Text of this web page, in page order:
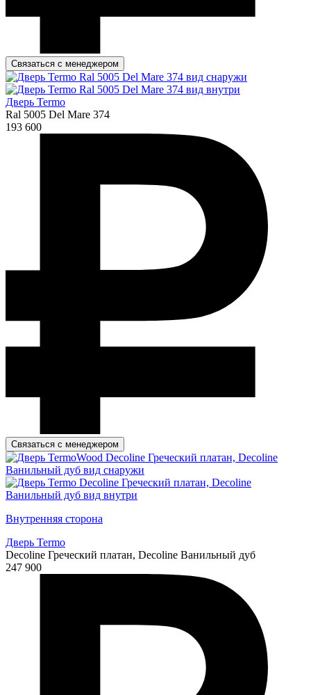
Связаться с менеджером
Дверь Termo
Ral 5005 Del Mare 374
193 600
Связаться с менеджером
Внутренняя сторона
Дверь Termo
Decoline Греческий платан, Decoline Ванильный дуб
247 900